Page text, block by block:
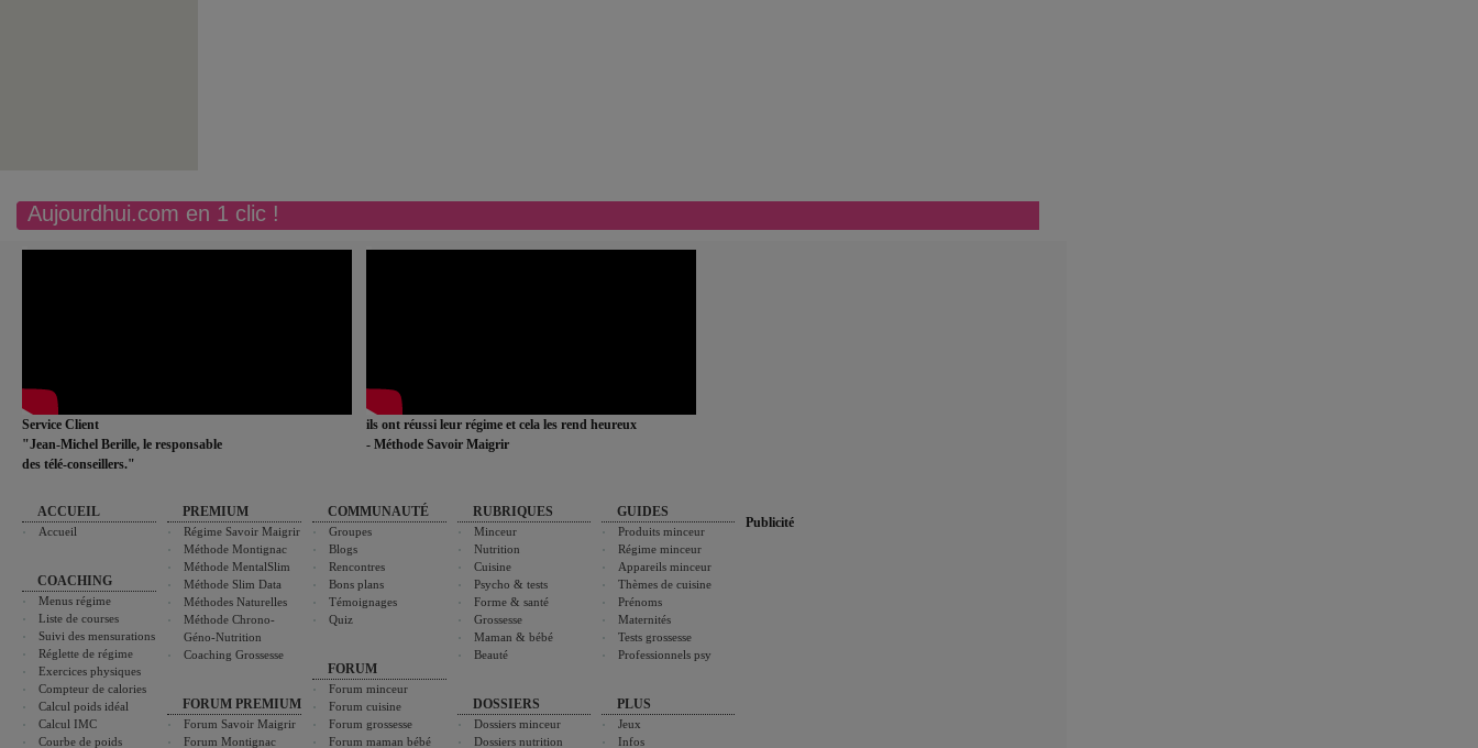
Aujourdhui.com en 1 clic !
Service Client
"Jean-Michel Berille, le responsable
des télé-conseillers."
ils ont réussi leur régime et cela les rend heureux
- Méthode Savoir Maigrir
ACCUEIL
Accueil
COACHING
Menus régime
Liste de courses
Suivi des mensurations
Réglette de régime
Exercices physiques
Compteur de calories
Calcul poids idéal
Calcul IMC
Courbe de poids
PREMIUM
Régime Savoir Maigrir
Méthode Montignac
Méthode MentalSlim
Méthode Slim Data
Méthodes Naturelles
Méthode Chrono-
Géno-Nutrition
Coaching Grossesse
FORUM PREMIUM
Forum Savoir Maigrir
Forum Montignac
COMMUNAUTÉ
Groupes
Blogs
Rencontres
Bons plans
Témoignages
Quiz
FORUM
Forum minceur
Forum cuisine
Forum grossesse
Forum maman bébé
RUBRIQUES
Minceur
Nutrition
Cuisine
Psycho & tests
Forme & santé
Grossesse
Maman & bébé
Beauté
DOSSIERS
Dossiers minceur
Dossiers nutrition
GUIDES
Produits minceur
Régime minceur
Appareils minceur
Thèmes de cuisine
Prénoms
Maternités
Tests grossesse
Professionnels psy
PLUS
Jeux
Infos
Publicité